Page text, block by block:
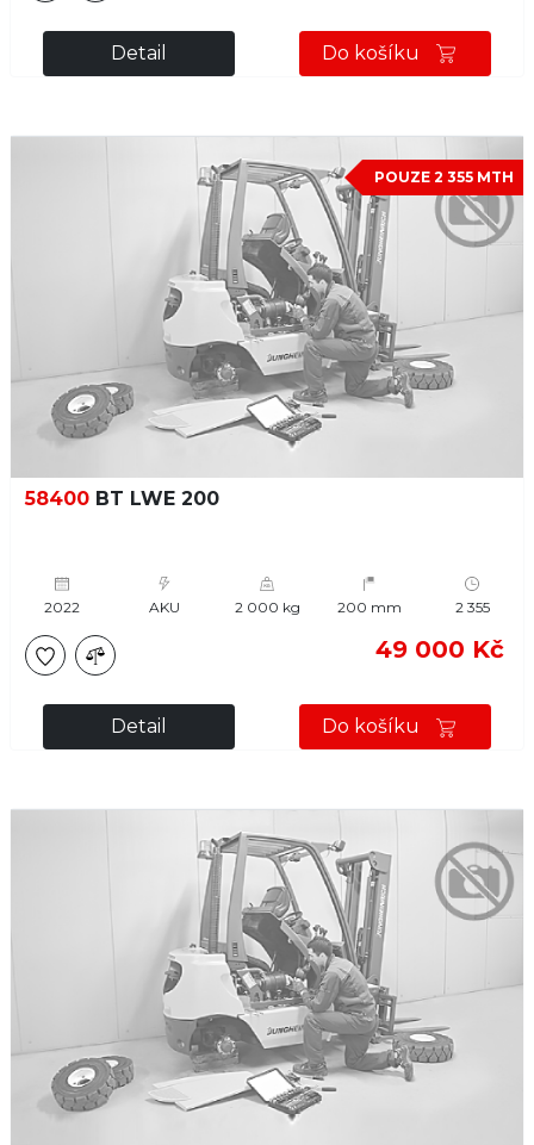
Detail Do košíku
POUZE 2 355 MTH
58400 BT LWE 200
2022 AKU 2 000 kg 200 mm 2 355
49 000 Kč
Detail Do košíku